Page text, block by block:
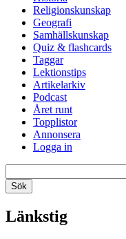
Religionskunskap
Geografi
Samhällskunskap
Quiz & flashcards
Taggar
Lektionstips
Artikelarkiv
Podcast
Året runt
Topplistor
Annonsera
Logga in
Länkstig